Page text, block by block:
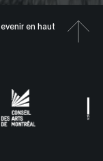
en haut